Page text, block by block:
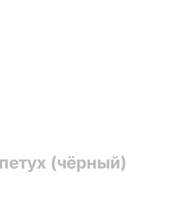
(чёрный)